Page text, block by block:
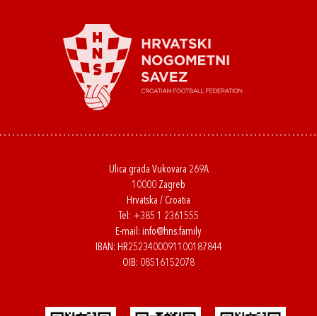
Ulica grada Vukovara 269A
10000 Zagreb
Hrvatska / Croatia
Tel: +385 1 2361555
E-mail: info@hns.family
IBAN: HR2523400091100187844
OIB: 08516152078